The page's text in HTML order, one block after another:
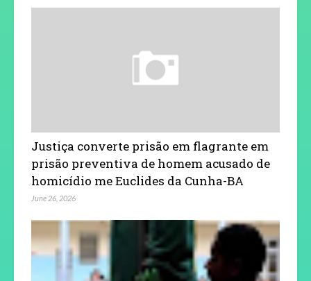
Justiça converte prisão em flagrante em
prisão preventiva de homem acusado de
homicídio me Euclides da Cunha-BA
June 26, 2026